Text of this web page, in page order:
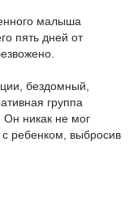
малыша
пять дней от
бездомный,
группа
никак не мог
с ребенком, выбросив